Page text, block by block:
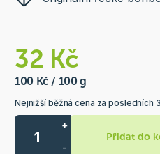
32 Kč
100 Kč / 100 g
Nejnižší běžná cena za posledních
+
-
Přidat do